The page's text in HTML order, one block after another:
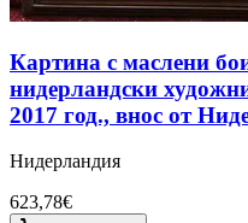
Картина с маслени
нидерландски
2017 год., внос от
Нидерландия
623,78€